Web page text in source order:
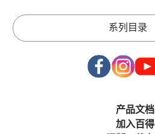
系列目录
产品文档
加入百得